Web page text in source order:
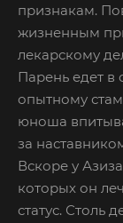
признакам.
жизненным
лекарскому
Парень едет в
опытному
юноша
за
Вскоре у
которых он
статус. Столь